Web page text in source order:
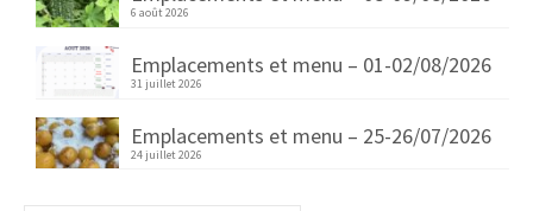
6 août 2026
Emplacements et menu – 01-02/08/2026
31 juillet 2026
Emplacements et menu – 25-26/07/2026
24 juillet 2026